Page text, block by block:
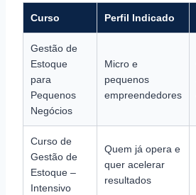
Curso Perfil Indicado
Gestão de
Estoque
para
Pequenos
Negócios
Micro e
pequenos
empreendedores
Curso de
Gestão de
Estoque –
Intensivo
Quem já opera e
quer acelerar
resultados